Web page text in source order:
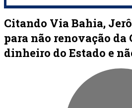
Citando Via Bahia,
para não renovação da
dinheiro do Estado e